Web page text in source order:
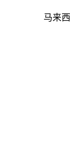
马来